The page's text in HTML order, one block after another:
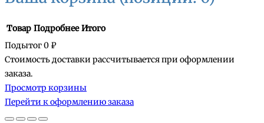
Товары
в
корзине
Товар Подробнее Итого
Подытог0 ₽
Стоимость доставки рассчитывается при оформлении
заказа.
Просмотр корзины
Перейти к оформлению заказа